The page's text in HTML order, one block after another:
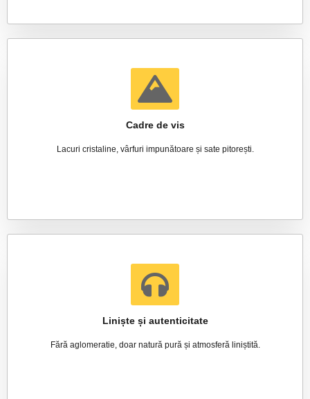
Cadre de vis
Lacuri cristaline, vârfuri impunătoare și sate pitorești.
Liniște și autenticitate
Fără aglomeratie, doar natură pură și atmosferă liniștită.